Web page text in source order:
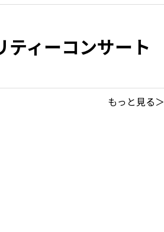
ィーコンサート
もっと見る＞